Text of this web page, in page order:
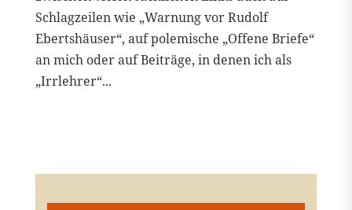
Schlagzeilen wie „Warnung vor Rudolf
Ebertshäuser“, auf polemische „Offene Briefe“
an mich oder auf Beiträge, in denen ich als
„Irrlehrer“...